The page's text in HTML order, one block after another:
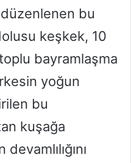
bu
keşkek, 10
bayramlaşma
yoğun
bu
kuşağa